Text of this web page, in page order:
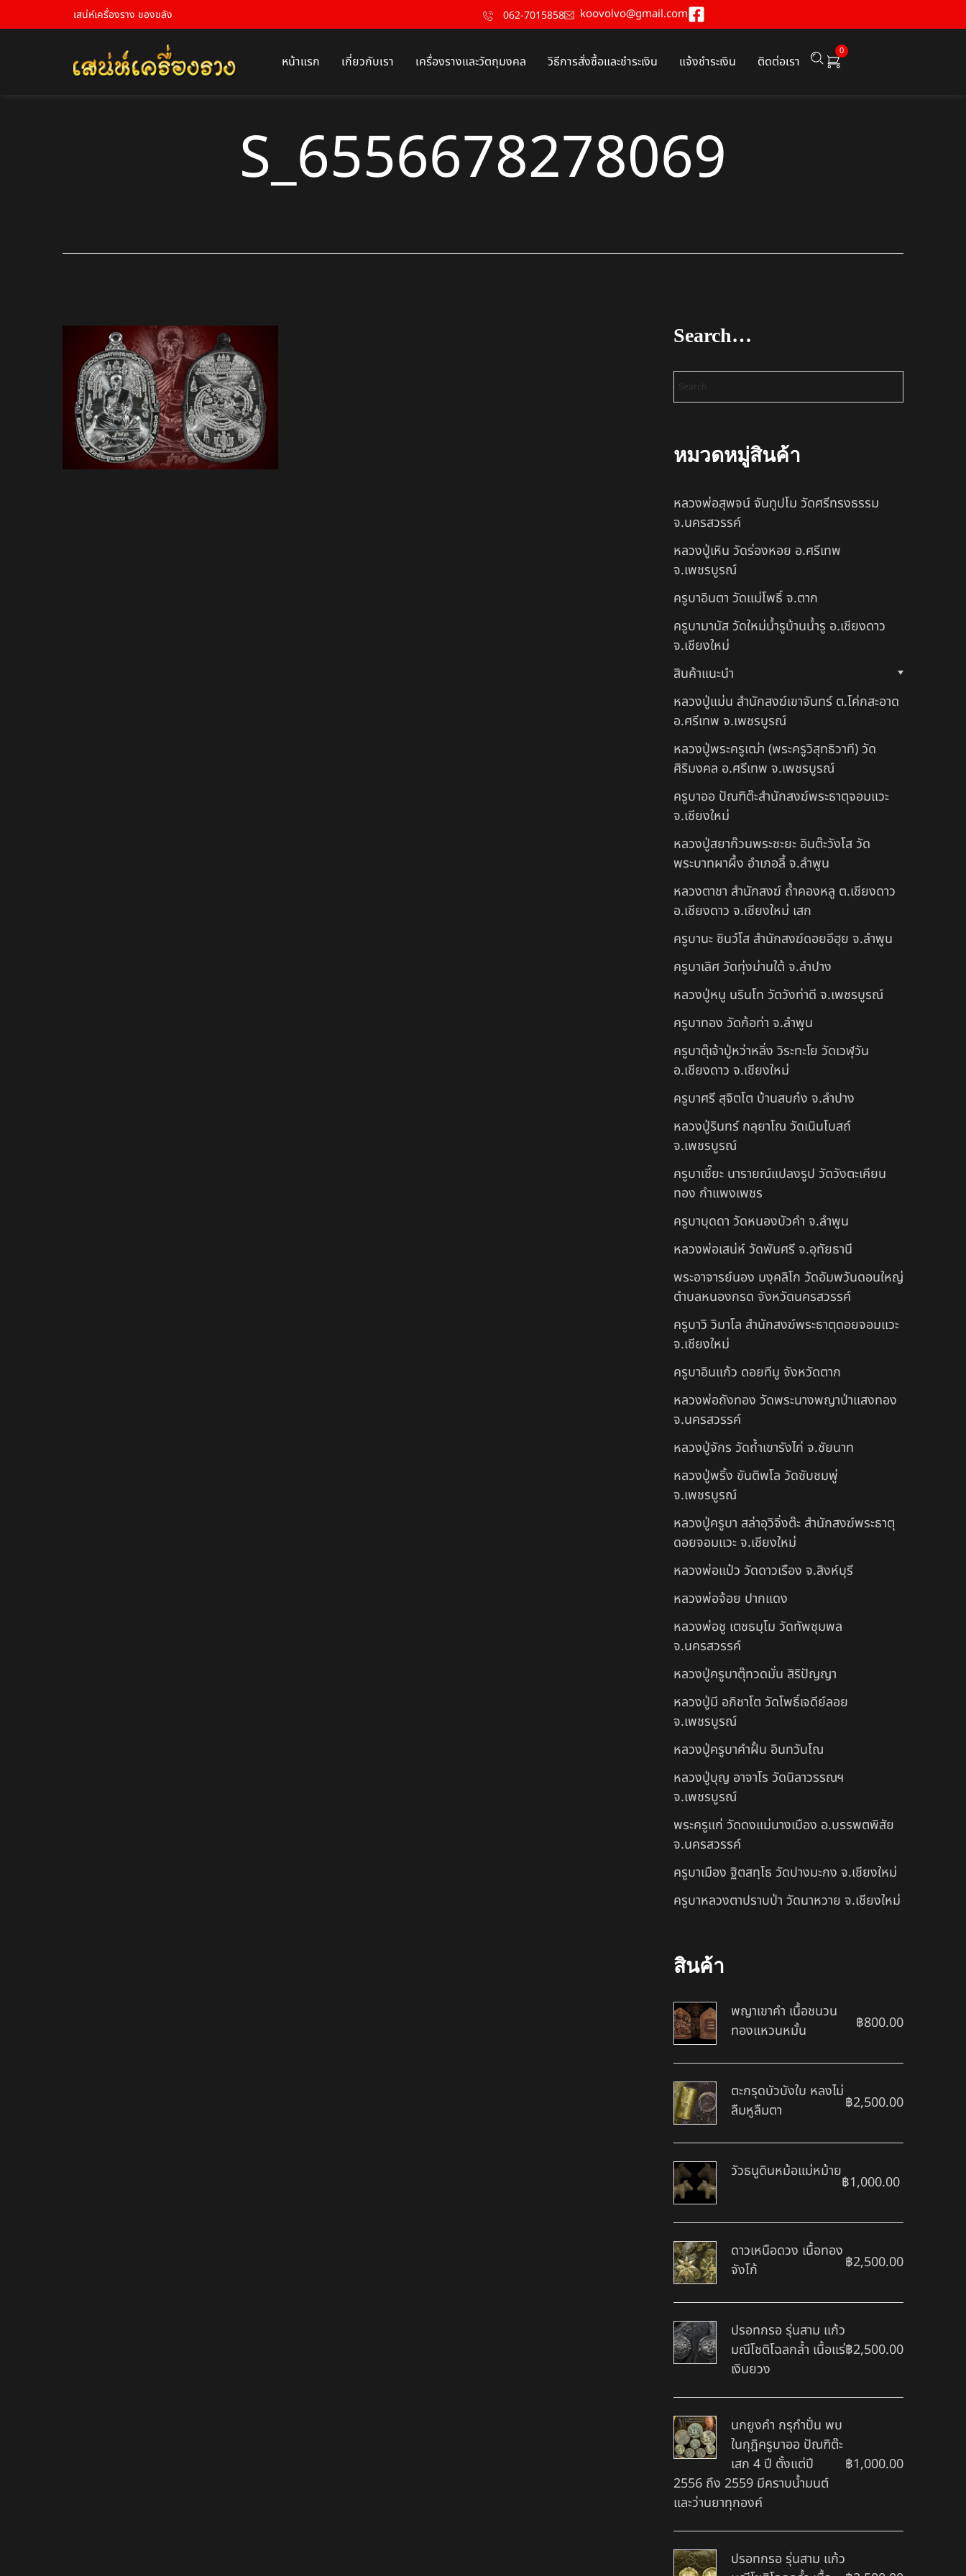
เสน่ห์เครื่องราง ของขลัง 062-7015858 koovolvo@gmail.com
หน้าแรก เกี่ยวกับเรา เครื่องรางและวัตถุมงคล วิธีการสั่งซื้อและชำระเงิน แจ้งชำระเงิน ติดต่อเรา
0
S_6556678278069
Search…
หมวดหมู่สินค้า
หลวงพ่อสุพจน์ จันทูปโม วัดศรีทรงธรรม
จ.นครสวรรค์
หลวงปู่เหิน วัดร่องหอย อ.ศรีเทพ
จ.เพชรบูรณ์
ครูบาอินตา วัดแม่โพธิ์ จ.ตาก
ครูบามานัส วัดใหม่น้ำรูบ้านน้ำรู อ.เชียงดาว
จ.เชียงใหม่
สินค้าแนะนำ
หลวงปู่แม่น สำนักสงฆ์เขาจันทร์ ต.โค่กสะอาด
อ.ศรีเทพ จ.เพชรบูรณ์
หลวงปู่พระครูเฒ่า (พระครูวิสุทธิวาที) วัด
ศิริมงคล อ.ศรีเทพ จ.เพชรบูรณ์
ครูบาออ ปัณฑิต๊ะสำนักสงฆ์พระธาตุจอมแวะ
จ.เชียงใหม่
หลวงปู่สยาก๊วนพระชะยะ อินต๊ะวังโส วัด
พระบาทผาผึ้ง อำเภอลี้ จ.ลำพูน
หลวงตาชา สำนักสงฆ์ ถ้ำคองหลู ต.เชียงดาว
อ.เชียงดาว จ.เชียงใหม่ เสก
ครูบานะ ชินวํโส สำนักสงฆ์ดอยอีฮุย จ.ลำพูน
ครูบาเลิศ วัดทุ่งม่านใต้ จ.ลำปาง
หลวงปู่หนู นรินโท วัดวังท่าดี จ.เพชรบูรณ์
ครูบาทอง วัดก้อท่า จ.ลำพูน
ครูบาตุ๊เจ้าปู่หว่าหลิ่ง วิระทะโย วัดเวฬุวัน
อ.เชียงดาว จ.เชียงใหม่
ครูบาศรี สุจิตโต บ้านสบก๋ง จ.ลำปาง
หลวงปู่รินทร์ กลฺยาโณ วัดเนินโบสถ์
จ.เพชรบูรณ์
ครูบาเซี๊ยะ นารายณ์แปลงรูป วัดวังตะเคียน
ทอง กำแพงเพชร
ครูบาบุดดา วัดหนองบัวคํา จ.ลําพูน
หลวงพ่อเสน่ห์ วัดพันศรี จ.อุทัยธานี
พระอาจารย์นอง มงฺคลิโก วัดอัมพวันดอนใหญ่
ตำบลหนองกรด จังหวัดนครสวรรค์
ครูบาวิ วิมาโล สำนักสงฆ์พระธาตุดอยจอมแวะ
จ.เชียงใหม่
ครูบาอินแก้ว ดอยทีมู จังหวัดตาก
หลวงพ่อถังทอง วัดพระนางพญาป่าแสงทอง
จ.นครสวรรค์
หลวงปู่จักร วัดถ้ำเขารังไก่ จ.ชัยนาท
หลวงปู่พริ้ง ขันติพโล วัดซับชมพู่
จ.เพชรบูรณ์
หลวงปู่ครูบา สล่าอุวิจิ่งต๊ะ สำนักสงฆ์พระธาตุ
ดอยจอมแวะ จ.เชียงใหม่
หลวงพ่อแป๋ว วัดดาวเรือง จ.สิงห์บุรี
หลวงพ่อจ้อย ปากแดง
หลวงพ่อชู เตชธมฺโม วัดทัพชุมพล
จ.นครสวรรค์
หลวงปู่ครูบาตุ๊ทวดมั่น สิริปัญญา
หลวงปู่มี อภิชาโต วัดโพธิ์เจดีย์ลอย
จ.เพชรบูรณ์
หลวงปู่ครูบาคำฝั้น อินทวันโณ
หลวงปู่บุญ อาจาโร วัดนิลาวรรณฯ
จ.เพชรบูรณ์
พระครูแก่ วัดดงแม่นางเมือง อ.บรรพตพิสัย
จ.นครสวรรค์
ครูบาเมือง ฐิตสทฺโธ วัดปางมะกง จ.เชียงใหม่
ครูบาหลวงตาปราบป่า วัดนาหวาย จ.เชียงใหม่
สินค้า
พญาเขาคำ เนื้อชนวน
ทองแหวนหมั้น
฿800.00
ตะกรุดบัวบังใบ หลงไม่
ลืมหูลืมตา
฿2,500.00
วัวธนูดินหม้อแม่หม้าย
฿1,000.00
ดาวเหนือดวง เนื้อทอง
จังโก้
฿2,500.00
ปรอทกรอ รุ่นสาม แก้ว
มณีโชติโฉลกล้ำ เนื้อแร่
เงินยวง
฿2,500.00
นกยูงคำ กรุกำปั่น พบ
ในกุฎิครูบาออ ปัณฑิต๊ะ
เสก 4 ปี ตั้งแต่ปี
2556 ถึง 2559 มีคราบน้ำมนต์
และว่านยาทุกองค์
฿1,000.00
ปรอทกรอ รุ่นสาม แก้ว